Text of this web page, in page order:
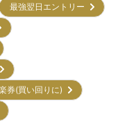
最強翌日エントリー
券(買い回りに)